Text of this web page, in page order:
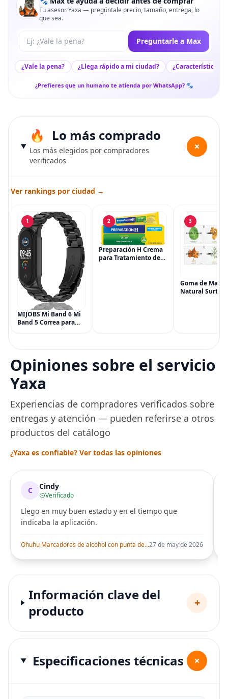
Tu asesor Yaxa — pregúntale precio, tamaño, entrega, lo
que sea.
Tu pregunta a Max Preguntarle a Max
¿Vale la pena? ¿Llega rápido a mi ciudad? ¿Características
¿Prefieres que un humano te atienda por WhatsApp? 🐾
Lo más comprado
Los más elegidos por compradores
verificados
+
Ver rankings por ciudad →
1
MIJOBS Mi Band 6 Mi
Band 5 Correa para
de metal para Mi
Smart Band 6
2
Preparación H Crema
para Tratamiento de
3
Goma de
Natural
Opiniones sobre el servicio
Yaxa
Experiencias de compradores verificados sobre
entregas y atención — pueden referirse a otros
productos del catálogo
¿Yaxa es confiable? Ver todas las opiniones
C Cindy
Verificado
Llego en muy buen estado y en el tiempo que
indicaba la aplicación.
Ohuhu Marcadores de alcohol con punta de pincel – Juego de marcadores artísticos de doble punta con certificación AP para artistas adultos27 de may de 2026
Información clave del
producto
+
Especificaciones técnicas +